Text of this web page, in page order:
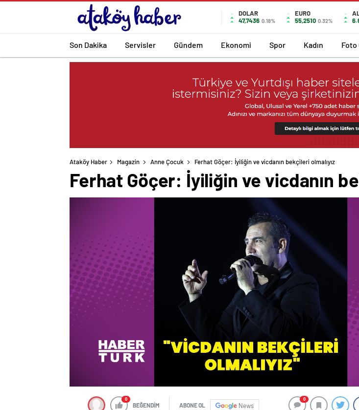
DOLAR
47,7436 0.18%
EURO
55,2510 0.32%
Son Dakika Servisler Gündem Ekonomi Spor Kadın Foto
Ataköy Haber Magazin Anne Çocuk Ferhat Göçer: İyiliğin ve vicdanın bekçileri olmalıyız
Ferhat Göçer: İyiliğin ve vicdanın
0
BEĞENDİM ABONE OL News
0